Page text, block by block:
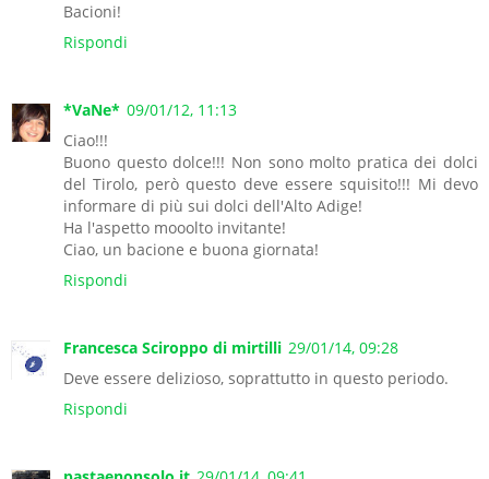
Bacioni!
Rispondi
*VaNe* 09/01/12, 11:13
Ciao!!!
Buono questo dolce!!! Non sono molto pratica dei dolci
del Tirolo, però questo deve essere squisito!!! Mi devo
informare di più sui dolci dell'Alto Adige!
Ha l'aspetto mooolto invitante!
Ciao, un bacione e buona giornata!
Rispondi
Francesca Sciroppo di mirtilli 29/01/14, 09:28
Deve essere delizioso, soprattutto in questo periodo.
Rispondi